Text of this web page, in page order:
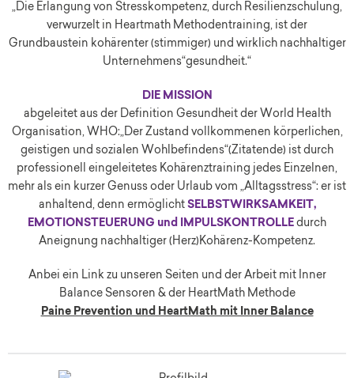
„Die Erlangung von Stresskompetenz, durch Resilienzschulung,
verwurzelt in Heartmath Methodentraining, ist der
Grundbaustein kohärenter (stimmiger) und wirklich nachhaltiger
Unternehmens“gesundheit.“
DIE MISSION
abgeleitet aus der Definition Gesundheit der World Health
Organisation, WHO:„Der Zustand vollkommenen körperlichen,
geistigen und sozialen Wohlbefindens“(Zitatende) ist durch
professionell eingeleitetes Kohärenztraining jedes Einzelnen,
mehr als ein kurzer Genuss oder Urlaub vom „Alltagsstress“: er ist
anhaltend, denn ermöglicht SELBSTWIRKSAMKEIT,
EMOTIONSTEUERUNG und IMPULSKONTROLLE durch
Aneignung nachhaltiger (Herz)Kohärenz-Kompetenz.
Anbei ein Link zu unseren Seiten und der Arbeit mit Inner
Balance Sensoren & der HeartMath Methode
Paine Prevention und HeartMath mit Inner Balance